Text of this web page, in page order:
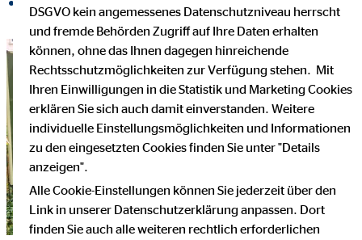
DSGVO kein angemessenes Datenschutzniveau herrscht
und fremde Behörden Zugriff auf Ihre Daten erhalten
können, ohne das Ihnen dagegen hinreichende
Rechtsschutzmöglichkeiten zur Verfügung stehen. Mit
Ihren Einwilligungen in die Statistik und Marketing Cookies
erklären Sie sich auch damit einverstanden. Weitere
individuelle Einstellungsmöglichkeiten und Informationen
zu den eingesetzten Cookies finden Sie unter "Details
anzeigen".
Alle Cookie-Einstellungen können Sie jederzeit über den
Link in unserer Datenschutzerklärung anpassen. Dort
finden Sie auch alle weiteren rechtlich erforderlichen